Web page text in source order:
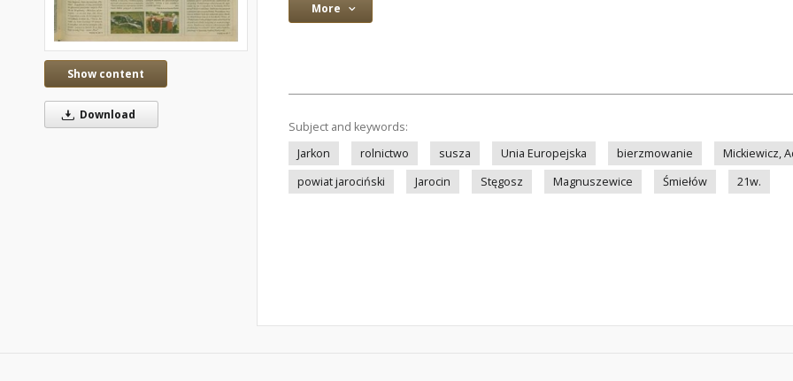
Show content
Download
More
Subject and keywords:
Jarkon
rolnictwo susza Unia Europejska bierzmowanie Mickiewicz,
powiat jarociński
Jarocin Stęgosz Magnuszewice Śmiełów 21w.